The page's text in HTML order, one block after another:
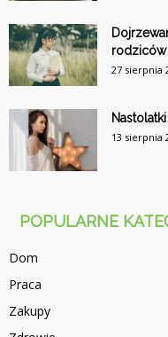
rodziców
27 sierpnia
13 sierpnia
POPULARNE
Dom
Praca
Zakupy